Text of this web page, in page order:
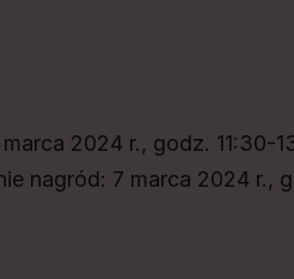
2024 r., godz. 11:30-
nagród: 7 marca 2024 r.,